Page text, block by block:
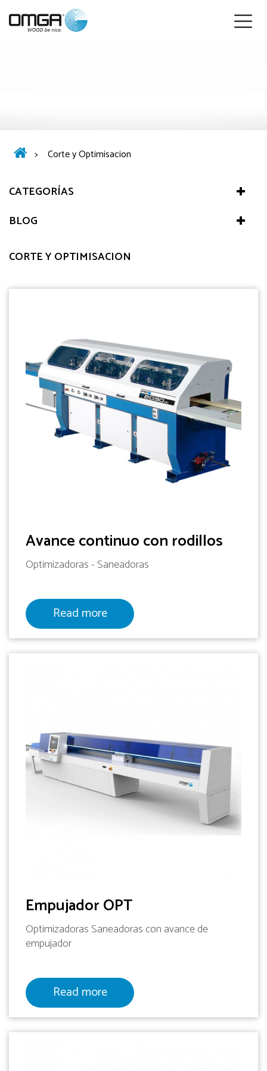
> Corte y Optimisacion
CATEGORÍAS
BLOG
CORTE Y OPTIMISACION
Avance continuo con rodillos
Optimizadoras - Saneadoras
Read more
Empujador OPT
Optimizadoras Saneadoras con avance de
empujador
Read more